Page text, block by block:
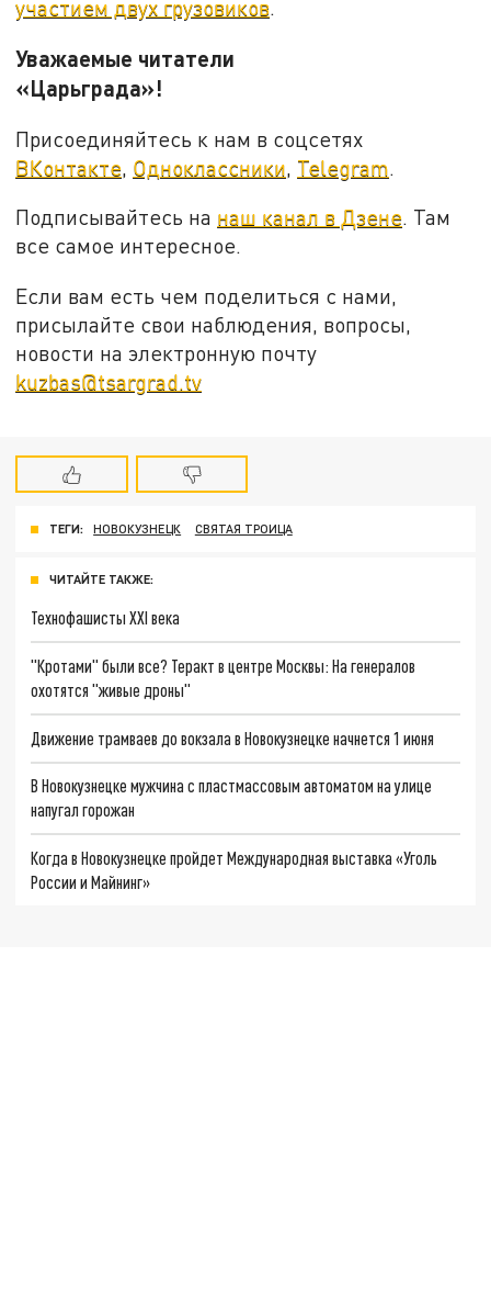
участием двух грузовиков.
Уважаемые читатели
«Царьграда»!
Присоединяйтесь к нам в соцсетях
ВКонтакте Одноклассники Telegram
Подписывайтесь на наш канал в Дзене. Там
все самое интересное.
Если вам есть чем поделиться с нами,
присылайте свои наблюдения, вопросы,
новости на электронную почту
kuzbas@tsargrad.tv
ТЕГИ: НОВОКУЗНЕЦК СВЯТАЯ ТРОИЦА
ЧИТАЙТЕ ТАКЖЕ:
Технофашисты XXI века
"Кротами" были все? Теракт в центре Москвы: На генералов
охотятся "живые дроны"
Движение трамваев до вокзала в Новокузнецке начнется 1 июня
В Новокузнецке мужчина с пластмассовым автоматом на улице
напугал горожан
Когда в Новокузнецке пройдет Международная выставка «Уголь
России и Майнинг»